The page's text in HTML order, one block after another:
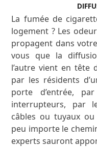
La fumée de
logement ? Les
propagent dans
vous que la
l’autre vient en tête
par les résidents
porte d’entrée,
interrupteurs, par
câbles ou tuyaux
peu importe le
experts sauront